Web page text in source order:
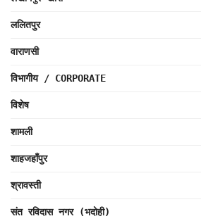
ललितपुर
वाराणसी
विभागीय / CORPORATE
विशेष
शामली
शाहजहाँपुर
श्रावस्ती
संत रविदास नगर (भदोही)